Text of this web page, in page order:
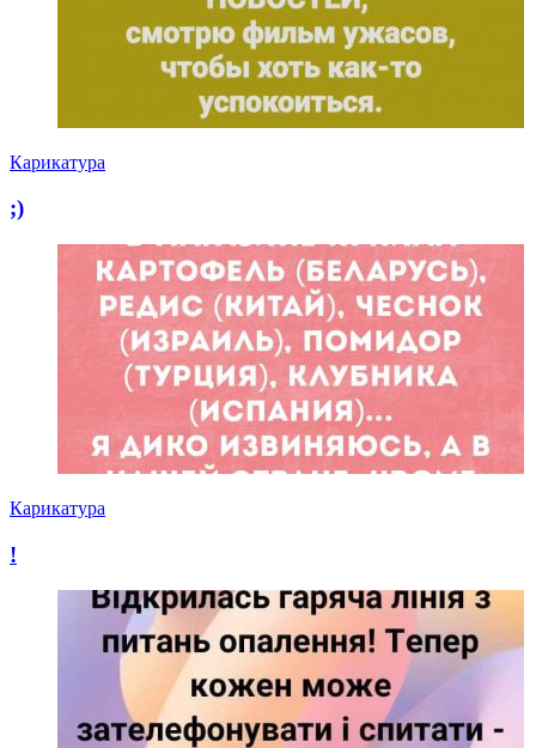
Карикатура
;)
Карикатура
!